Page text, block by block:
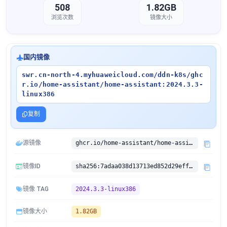
508
浏览次数
1.82GB
镜像大小
国内镜像
swr.cn-north-4.myhuaweicloud.com/ddn-k8s/ghc
r.io/home-assistant/home-assistant:2024.3.3-
linux386
复制
源镜像 ghcr.io/home-assistant/home-assistant:2024.3.3
镜像ID sha256:7adaa038d13713ed852d29eff9c1036ae3989769b640ecc45a01b9d6ee230543
镜像 TAG 2024.3.3-linux386
镜像大小 1.82GB